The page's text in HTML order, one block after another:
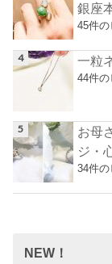
銀座
45件の
一粒
44件の
お母
ジ・
34件の
NEW！